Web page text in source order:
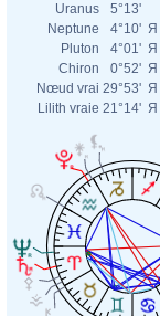
Uranus
5°13'
Neptune
4°10' Я
Pluton
4°01' Я
Chiron
0°52' Я
Nœud vrai 29°53' Я
Lilith vraie 21°14' Я